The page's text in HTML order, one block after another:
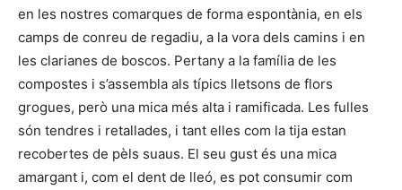
en les nostres comarques de forma espontània, en els
camps de conreu de regadiu, a la vora dels camins i en
les clarianes de boscos. Pertany a la família de les
compostes i s’assembla als típics lletsons de flors
grogues, però una mica més alta i ramificada. Les fulles
són tendres i retallades, i tant elles com la tija estan
recobertes de pèls suaus. El seu gust és una mica
amargant i, com el dent de lleó, es pot consumir com